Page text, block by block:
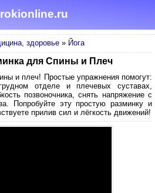
здоровье » Йога
для Спины и Плеч
и плеч! Простые упражнения помогут:
отделе и плечевых суставах,
позвоночника, снять напряжение с
Попробуйте эту простую разминку и
прилив сил и лёгкость движений!